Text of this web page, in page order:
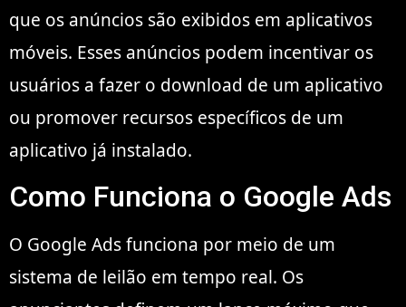
que os anúncios são exibidos em aplicativos
móveis. Esses anúncios podem incentivar os
usuários a fazer o download de um aplicativo
ou promover recursos específicos de um
aplicativo já instalado.
Como Funciona o Google Ads
O Google Ads funciona por meio de um
sistema de leilão em tempo real. Os